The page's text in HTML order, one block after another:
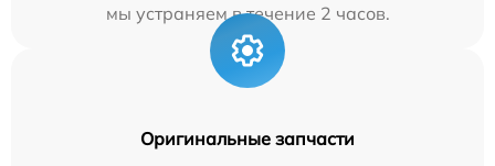
мы устраняем в течение 2 часов.
Оригинальные запчасти